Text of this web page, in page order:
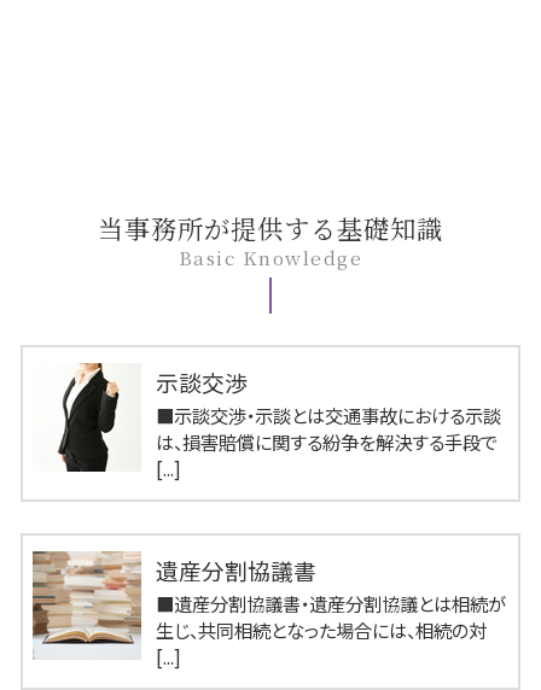
当事務所が提供する基礎知識
Basic Knowledge
示談交渉
■示談交渉・示談とは交通事故における示談
は、損害賠償に関する紛争を解決する手段で
[...]
遺産分割協議書
■遺産分割協議書・遺産分割協議とは相続が
生じ、共同相続となった場合には、相続の対
[...]